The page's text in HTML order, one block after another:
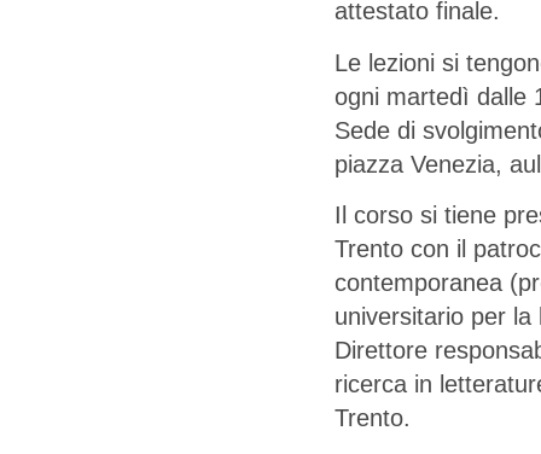
attestato finale.
Le lezioni si
ogni martedì dalle
Sede di
piazza Venezia,
Il corso si tiene
Trento con il
contemporanea
universitario per la
Direttore
ricerca in
Trento.